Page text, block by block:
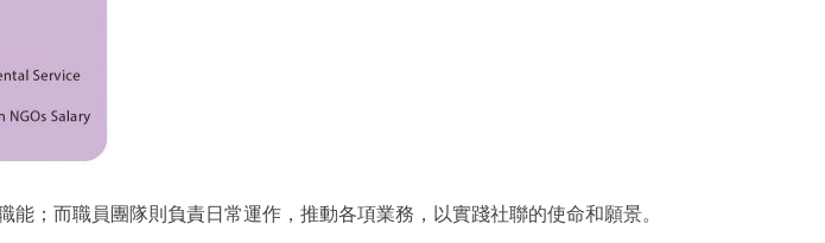
；而職員團隊則負責日常運作，推動各項業務，以實踐社聯的使命和願景。